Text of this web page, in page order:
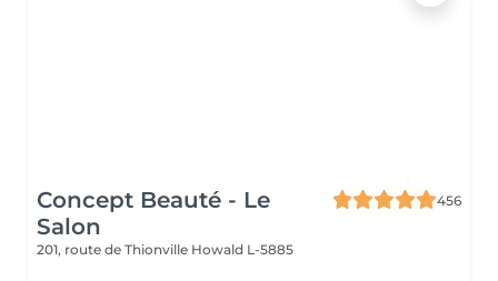
Concept Beauté - Le
Salon
456
201, route de Thionville Howald L-5885